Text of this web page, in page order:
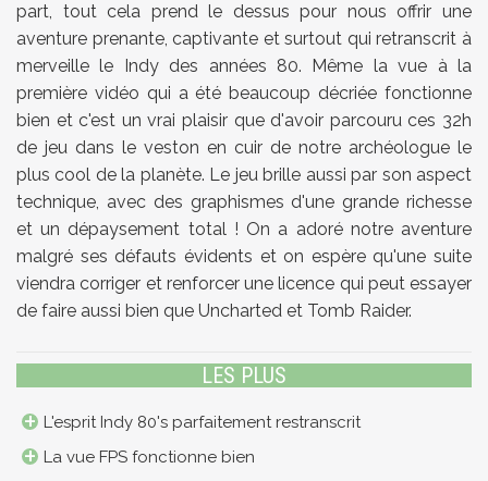
part, tout cela prend le dessus pour nous offrir une
aventure prenante, captivante et surtout qui retranscrit à
merveille le Indy des années 80. Même la vue à la
première vidéo qui a été beaucoup décriée fonctionne
bien et c'est un vrai plaisir que d'avoir parcouru ces 32h
de jeu dans le veston en cuir de notre archéologue le
plus cool de la planète. Le jeu brille aussi par son aspect
technique, avec des graphismes d'une grande richesse
et un dépaysement total ! On a adoré notre aventure
malgré ses défauts évidents et on espère qu'une suite
viendra corriger et renforcer une licence qui peut essayer
de faire aussi bien que Uncharted et Tomb Raider.
LES PLUS
L'esprit Indy 80's parfaitement restranscrit
La vue FPS fonctionne bien